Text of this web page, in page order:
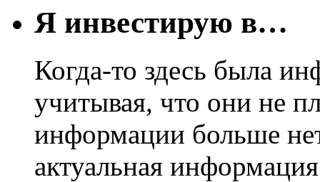
Я инвестирую в…
Когда-то здесь была
учитывая, что они не
информации больше
актуальная